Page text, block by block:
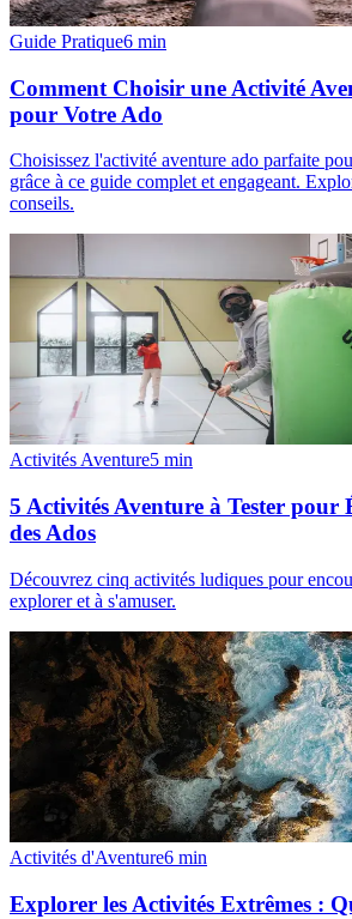
Guide Pratique6 min
Comment Choisir une Activité
pour Votre Ado
Choisissez l'activité aventure ado parfaite
grâce à ce guide complet et engageant.
conseils.
Activités Aventure5 min
5 Activités Aventure à Tester
des Ados
Découvrez cinq activités ludiques pour
explorer et à s'amuser.
Activités d'Aventure6 min
Explorer les Activités Extrêmes :